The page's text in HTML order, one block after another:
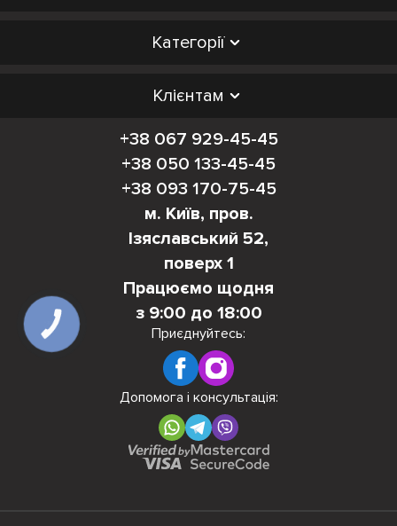
Категорії
Клієнтам
+38 067 929-45-45
+38 050 133-45-45
+38 093 170-75-45
м. Київ, пров.
Ізяславський 52,
поверх 1
Працюємо щодня
з 9:00 до 18:00
Приєднуйтесь:
Допомога і консультація:
КНОПКА
ЗВ'ЯЗКУ